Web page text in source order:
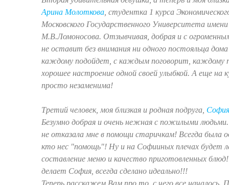
Арина Молоткова, студентка 1 курса
Московского Государственного Университета имени
М.В.Ломоносова. Отзывчивая, добрая и с
не оставит без внимания ни одного постояльца
каждому подойдет, с каждым поговорит, каждому
хорошее настроение одной своей улыбкой. А еще на
просто незаменима!
Третий человек, моя близкая и родная подруга,
Безумно добрая и очень нежная с пожилыми
не отказала мне в помощи старичкам! Всегда была
кто нес "помощь"! Ну и на Софииных плечах будет
составление меню и качество приготовленных
делает София, всегда сделано идеально!!!
Теперь расскажем Вам про то, с чего все началось.